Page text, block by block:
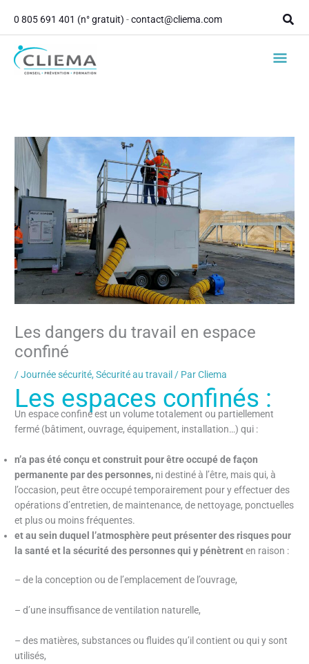
principal
contenu
0 805 691 401 (n° gratuit) -contact@cliema.com
Les dangers du travail en espace
confiné
/Journée sécurité,Sécurité au travail / ParCliema
Les espaces confinés :
Un espace confiné est un volume totalement ou partiellement
fermé (bâtiment, ouvrage, équipement, installation…) qui :
n’a pas été conçu et construit pour être occupé de façon
permanente par des personnes, ni destiné à l’être, mais qui, à
l’occasion, peut être occupé temporairement pour y effectuer des
opérations d’entretien, de maintenance, de nettoyage, ponctuelles
et plus ou moins fréquentes.
et au sein duquel l’atmosphère peut présenter des risques pour
la santé et la sécurité des personnes qui y pénètrenten raison :
– de la conception ou de l’emplacement de l’ouvrage,
– d’une insuffisance de ventilation naturelle,
– des matières, substances ou fluides qu’il contient ou qui y sont
utilisés,